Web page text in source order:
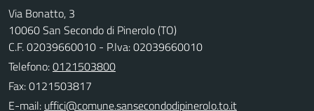
Via Bonatto, 3
10060 San Secondo di Pinerolo (TO)
C.F. 02039660010 - P.Iva: 02039660010
Telefono:0121503800
Fax: 0121503817
E-mail: